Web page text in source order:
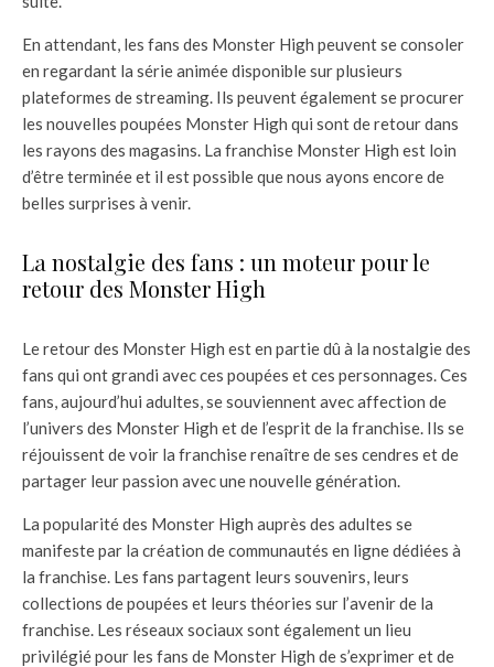
En attendant, les fans des Monster High peuvent se consoler
en regardant la série animée disponible sur plusieurs
plateformes de streaming. Ils peuvent également se procurer
les nouvelles poupées Monster High qui sont de retour dans
les rayons des magasins. La franchise Monster High est loin
d’être terminée et il est possible que nous ayons encore de
belles surprises à venir.
La nostalgie des fans : un moteur pour le
retour des Monster High
Le retour des Monster High est en partie dû à la nostalgie des
fans qui ont grandi avec ces poupées et ces personnages. Ces
fans, aujourd’hui adultes, se souviennent avec affection de
l’univers des Monster High et de l’esprit de la franchise. Ils se
réjouissent de voir la franchise renaître de ses cendres et de
partager leur passion avec une nouvelle génération.
La popularité des Monster High auprès des adultes se
manifeste par la création de communautés en ligne dédiées à
la franchise. Les fans partagent leurs souvenirs, leurs
collections de poupées et leurs théories sur l’avenir de la
franchise. Les réseaux sociaux sont également un lieu
privilégié pour les fans de Monster High de s’exprimer et de